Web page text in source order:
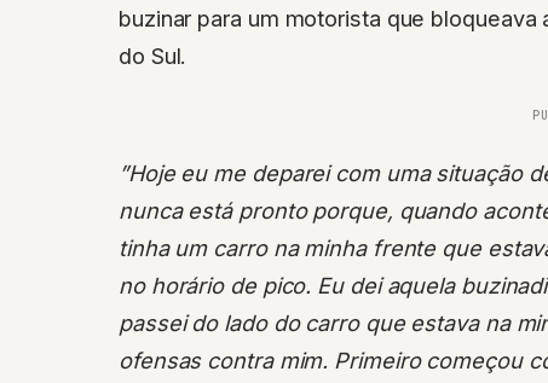
buzinar para um motorista que
do Sul.
”Hoje eu me deparei com uma situação
nunca está pronto porque, quando
tinha um carro na minha frente que
no horário de pico. Eu dei aquela
passei do lado do carro que estava na
ofensas contra mim. Primeiro começou